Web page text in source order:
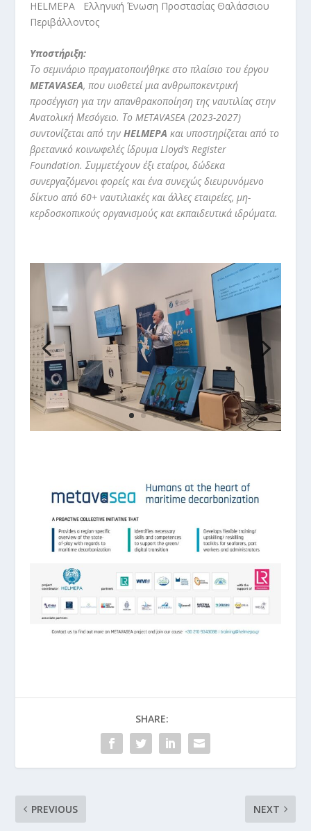
HELMEPA
Ελληνική Ένωση Προστασίας Θαλάσσιου
Περιβάλλοντος
Υποστήριξη:
Το σεμινάριο πραγματοποιήθηκε στο πλαίσιο του έργου
METAVASEA, που υιοθετεί μια ανθρωποκεντρική
προσέγγιση για την απανθρακοποίηση της ναυτιλίας στην
Ανατολική Μεσόγειο. Το METAVASEA (2023-2027)
συντονίζεται από την HELMEPA και υποστηρίζεται από το
βρετανικό κοινωφελές ίδρυμα Lloyd’s Register
Foundation. Συμμετέχουν έξι εταίροι, δώδεκα
συνεργαζόμενοι φορείς και ένα συνεχώς διευρυνόμενο
δίκτυο από 60+ ναυτιλιακές και άλλες εταιρείες, μη-
κερδοσκοπικούς οργανισμούς και εκπαιδευτικά ιδρύματα.
SHARE:
PREVIOUS NEXT